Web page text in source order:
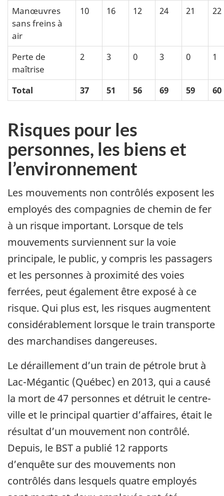
Manœuvres
sans freins à
air
10 16 12 24 21 22
Perte de
maîtrise
2 3 0 3 0 1
Total 37 51 56 69 59 60
Risques pour les
personnes, les biens et
l’environnement
Les mouvements non contrôlés exposent les
employés des compagnies de chemin de fer
à un risque important. Lorsque de tels
mouvements surviennent sur la voie
principale, le public, y compris les passagers
et les personnes à proximité des voies
ferrées, peut également être exposé à ce
risque. Qui plus est, les risques augmentent
considérablement lorsque le train transporte
des marchandises dangereuses.
Le déraillement d’un train de pétrole brut à
Lac-Mégantic (Québec) en 2013, qui a causé
la mort de 47 personnes et détruit le centre-
ville et le principal quartier d’affaires, était le
résultat d’un mouvement non contrôlé.
Depuis, le BST a publié 12 rapports
d’enquête sur des mouvements non
contrôlés dans lesquels quatre employés